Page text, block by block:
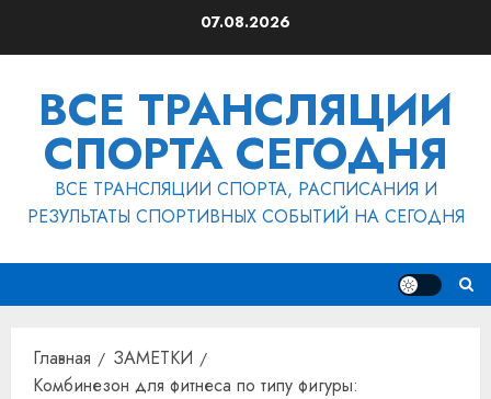
07.08.2026
ВСЕ ТРАНСЛЯЦИИ
СПОРТА СЕГОДНЯ
ВСЕ ТРАНСЛЯЦИИ СПОРТА, РАСПИСАНИЯ И
РЕЗУЛЬТАТЫ СПОРТИВНЫХ СОБЫТИЙ НА СЕГОДНЯ
Главная
ЗАМЕТКИ
Комбинезон для фитнеса по типу фигуры: